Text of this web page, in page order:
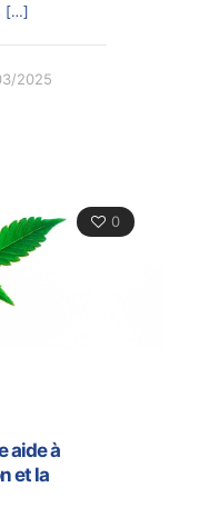
[…]
2025
0
aide à
et la